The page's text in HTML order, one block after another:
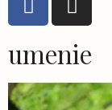
umenie